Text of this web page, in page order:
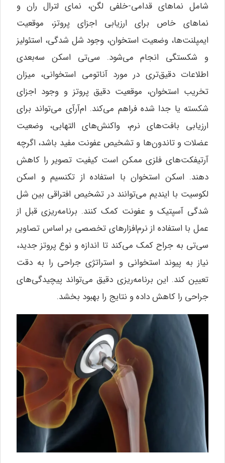
شامل نماهای قدامی-خلفی لگن، نمای لترال ران و
نماهای خاص برای ارزیابی اجزای پروتز، موقعیت
ایمپلنت‌ها، وضعیت استخوان، وجود شل شدگی، استئولیز
و شکستگی انجام می‌شود. سی‌تی اسکن سه‌بعدی
اطلاعات دقیق‌تری در مورد آناتومی استخوانی، میزان
تخریب استخوان، موقعیت دقیق پروتز و وجود اجزای
شکسته یا جدا شده فراهم می‌کند. ام‌آر‌آی می‌تواند برای
ارزیابی بافت‌های نرم، واکنش‌های التهابی، وضعیت
عضلات و تاندون‌ها و تشخیص عفونت مفید باشد، اگرچه
آرتیفکت‌های فلزی ممکن است کیفیت تصویر را کاهش
دهند. اسکن استخوان با استفاده از تکنسیم و اسکن
لکوسیت با ایندیم می‌توانند در تشخیص افتراقی بین شل
شدگی آسپتیک و عفونت کمک کنند. برنامه‌ریزی قبل از
عمل با استفاده از نرم‌افزارهای تخصصی بر اساس تصاویر
سی‌تی به جراح کمک می‌کند تا اندازه و نوع پروتز جدید،
نیاز به پیوند استخوانی و استراتژی جراحی را به دقت
تعیین کند. این برنامه‌ریزی دقیق می‌تواند پیچیدگی‌های
جراحی را کاهش داده و نتایج را بهبود بخشد.